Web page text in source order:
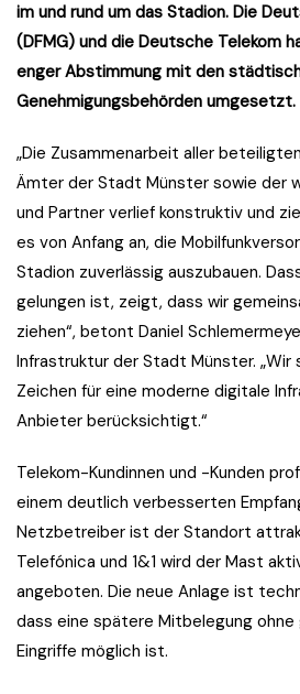
im und rund um das Stadion. Die
(DFMG) und die Deutsche Telekom
enger Abstimmung mit den
Genehmigungsbehörden umgesetzt.
„Die Zusammenarbeit aller
Ämter der Stadt Münster sowie der
und Partner verlief konstruktiv und
es von Anfang an, die
Stadion zuverlässig auszubauen.
gelungen ist, zeigt, dass wir
ziehen“, betont Daniel
Infrastruktur der Stadt Münster.
Zeichen für eine moderne digitale
Anbieter berücksichtigt.“
Telekom-Kundinnen und -Kunden
einem deutlich verbesserten
Netzbetreiber ist der Standort
Telefónica und 1&1 wird der Mast
angeboten. Die neue Anlage ist
dass eine spätere Mitbelegung
Eingriffe möglich ist.